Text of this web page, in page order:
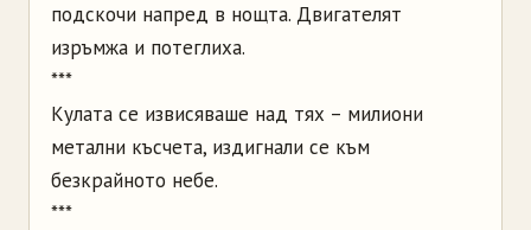
подскочи напред в нощта. Двигателят
изръмжа и потеглиха.
***
Кулата се извисяваше над тях – милиони
метални късчета, издигнали се към
безкрайното небе.
***